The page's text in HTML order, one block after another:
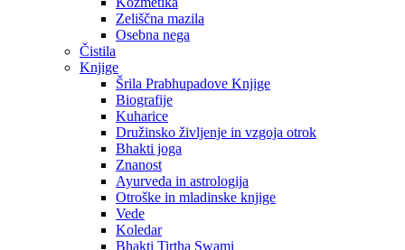
Zeliščna mazila
Osebna nega
Čistila
Knjige
Šrila Prabhupadove Knjige
Biografije
Kuharice
Družinsko življenje in vzgoja otrok
Bhakti joga
Znanost
Ayurveda in astrologija
Otroške in mladinske knjige
Vede
Koledar
Bhakti Tirtha Swami